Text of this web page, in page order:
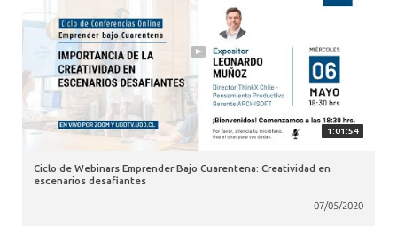
1:01:54
Ciclo de Webinars Emprender Bajo Cuarentena: Creatividad en
escenarios desafiantes
07/05/2020